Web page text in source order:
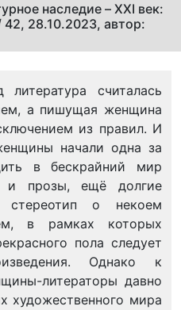
наследие – XXI век:
28.10.2023, автор:
считалась
а пишущая женщина
из правил. И
начали одна за
в бескрайний мир
и прозы, ещё долгие
стереотип о некоем
в рамках которых
пола следует
Однако к
литераторы давно
художественного мира